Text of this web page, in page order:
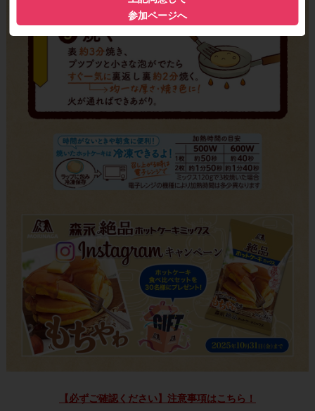
【必ずご確認ください】注意事項はこちら！
参加ページへ